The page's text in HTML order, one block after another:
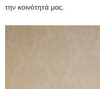
την κοινότητά μας.